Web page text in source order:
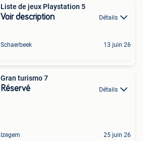
Liste de jeux Playstation 5
Voir description Détails
Schaerbeek 13 juin 26
Gran turismo 7
Réservé Détails
Izegem 25 juin 26